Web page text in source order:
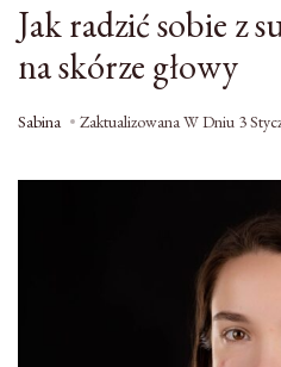
Jak radzić sobie z
na skórze głowy
Sabina Zaktualizowana W Dniu 3